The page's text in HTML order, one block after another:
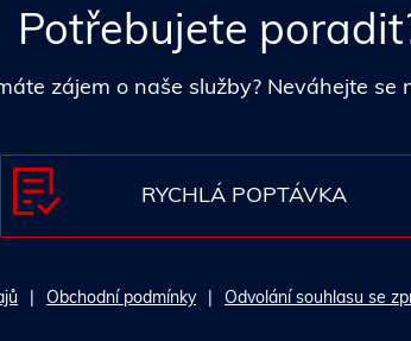
Potřebujete
zájem o naše služby? Neváhejte
RYCHLÁ POPTÁVKA
Obchodní podmínky Odvolání souhlasu se